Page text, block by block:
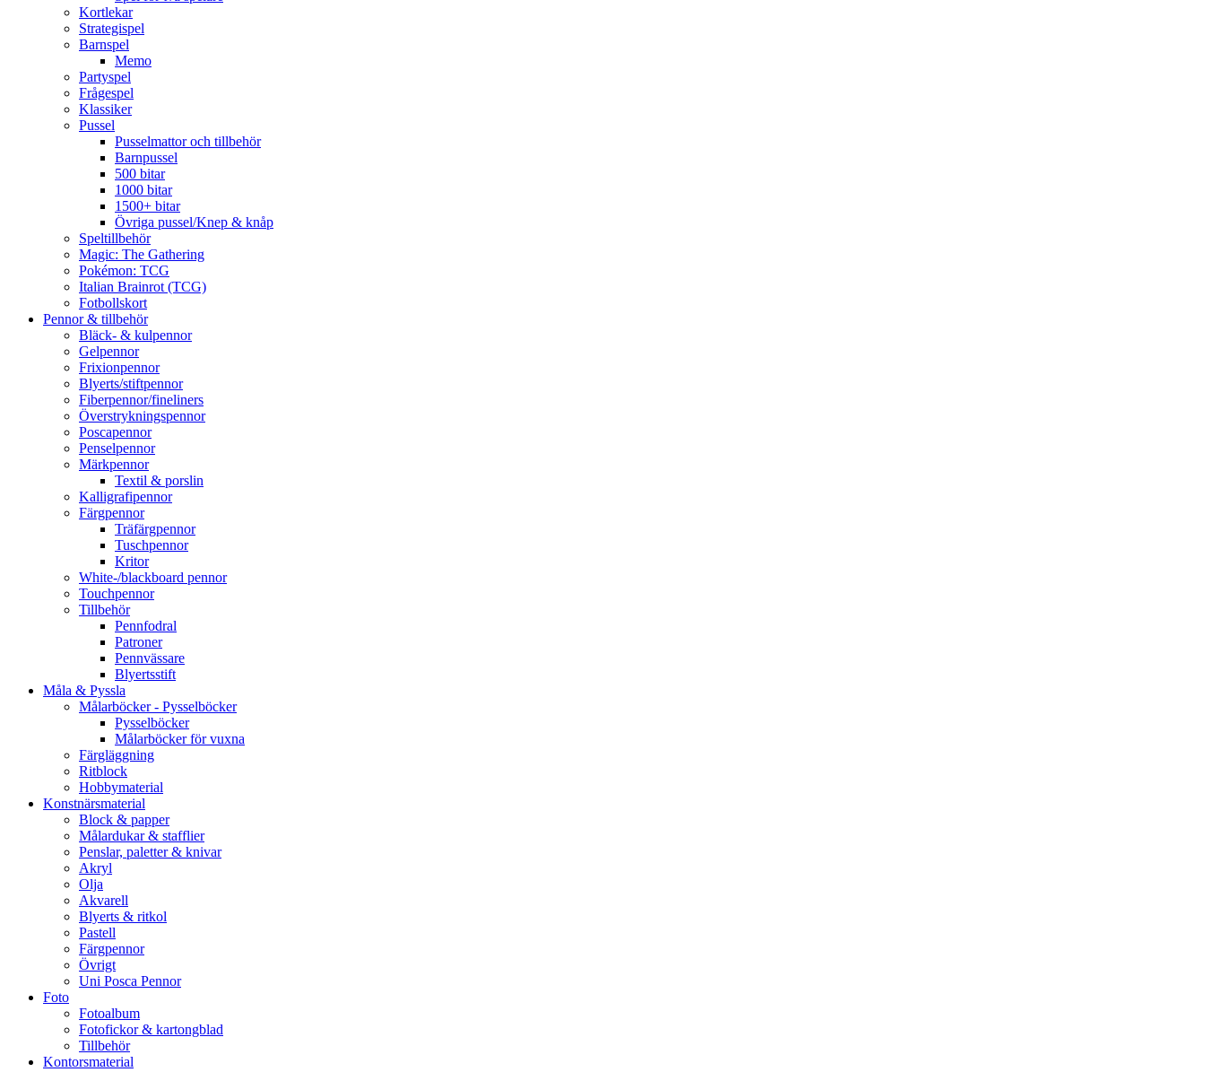
Kortlekar
Strategispel
Barnspel
Memo
Partyspel
Frågespel
Klassiker
Pussel
Pusselmattor och tillbehör
Barnpussel
500 bitar
1000 bitar
1500+ bitar
Övriga pussel/Knep & knåp
Speltillbehör
Magic: The Gathering
Pokémon: TCG
Italian Brainrot (TCG)
Fotbollskort
Pennor & tillbehör
Bläck- & kulpennor
Gelpennor
Frixionpennor
Blyerts/stiftpennor
Fiberpennor/fineliners
Överstrykningspennor
Poscapennor
Penselpennor
Märkpennor
Textil & porslin
Kalligrafipennor
Färgpennor
Träfärgpennor
Tuschpennor
Kritor
White-/blackboard pennor
Touchpennor
Tillbehör
Pennfodral
Patroner
Pennvässare
Blyertsstift
Måla & Pyssla
Målarböcker - Pysselböcker
Pysselböcker
Målarböcker för vuxna
Färgläggning
Ritblock
Hobbymaterial
Konstnärsmaterial
Block & papper
Målardukar & stafflier
Penslar, paletter & knivar
Akryl
Olja
Akvarell
Blyerts & ritkol
Pastell
Färgpennor
Övrigt
Uni Posca Pennor
Foto
Fotoalbum
Fotofickor & kartongblad
Tillbehör
Kontorsmaterial